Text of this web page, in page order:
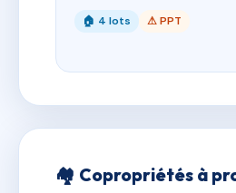
🏠 4 lots ⚠ PPT
🏘 Copropriétés à